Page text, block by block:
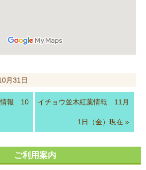
月31日
情報 10 イチョウ並木紅葉情報 11月
1日（金）現在»
ご利用案内